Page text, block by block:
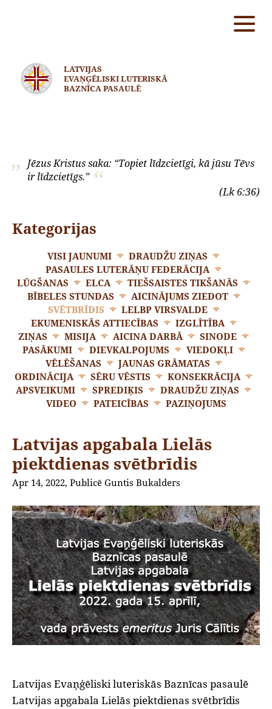
LATVIJAS
EVAŅĢĒLISKI LUTERISKĀ
BAZNĪCA PASAULĒ
Jēzus Kristus saka: “Topiet līdzcietīgi, kā jūsu Tēvs
ir līdzcietīgs.”
(Lk 6:36)
Kategorijas
VISI JAUNUMI
DRAUDŽU ZIŅAS
PASAULES LUTERĀŅU FEDERĀCIJA
LŪGŠANAS
ELCA
TIEŠSAISTES TIKŠANĀS
BĪBELES STUNDAS
AICINĀJUMS ZIEDOT
SVĒTBRĪDIS
LELBP VIRSVALDE
EKUMENISKĀS ATTIECĪBAS
IZGLĪTĪBA
ZIŅAS
MISIJA AICINA DARBĀ
SINODE
PASĀKUMI
DIEVKALPOJUMS
VIEDOKĻI
VĒLĒŠANAS
JAUNAS GRĀMATAS
ORDINĀCIJA
SĒRU VĒSTIS
KONSEKRĀCIJA
APSVEIKUMI
SPREDIĶIS
DRAUDŽU ZIŅAS
VIDEO
PATEICĪBAS PAZIŅOJUMS
Latvijas apgabala Lielās
piektdienas svētbrīdis
Apr 14, 2022, Publicē Guntis Bukalders
Latvijas Evaņģēliski luteriskās Baznīcas pasaulē
Latvijas apgabala Lielās piektdienas svētbrīdis